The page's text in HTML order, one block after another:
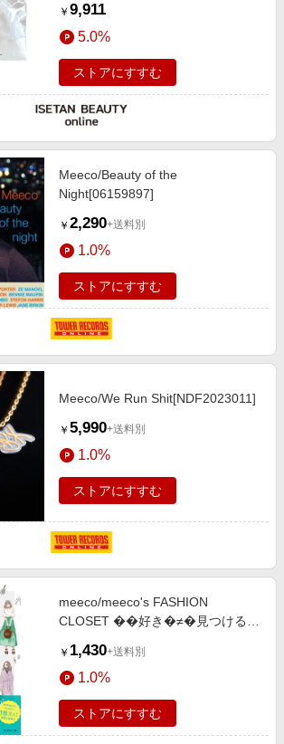
￥ 9,911
5.0%
ストアにすすむ
Meeco/Beauty of the
Night[06159897]
￥ 2,290+送料別
1.0%
ストアにすすむ
Meeco/We Run Shit[NDF2023011]
￥ 5,990+送料別
1.0%
ストアにすすむ
meeco/meeco's FASHION
CLOSET ��好き�≠�見つけるコ
￥ 1,430+送料別
1.0%
ストアにすすむ